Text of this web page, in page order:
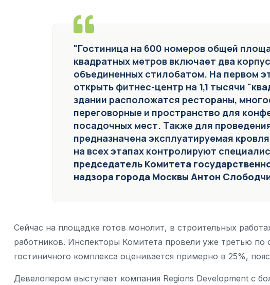
"Гостиница на 600 номеров общей
квадратных метров включает два
объединенных стилобатом. На первом
открыть фитнес-центр на 1,1 тысячи
здании расположатся рестораны,
переговорные и пространство для
посадочных мест. Также для
предназначена эксплуатируемая
на всех этапах контролируют
председатель Комитета
надзора города Москвы Антон
Сейчас на площадке готов монолит, в строительных
работников. Инспекторы Комитета провели уже третью по
гостиничного комплекса оценивается примерно в 25%,
Девелопером выступает компания Regions Development с